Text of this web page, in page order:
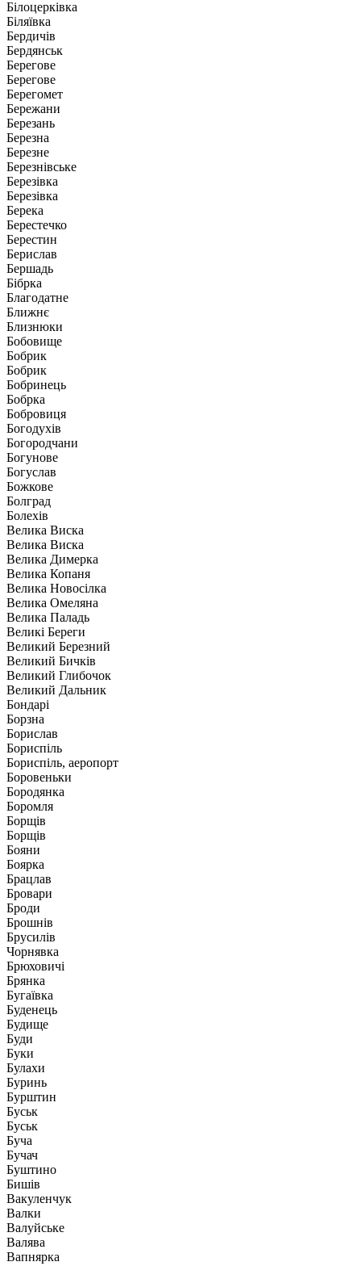
Білоцерківка
Біляївка
Бердичів
Бердянськ
Берегове
Берегове
Берегомет
Бережани
Березань
Березна
Березне
Березнівське
Березівка
Березівка
Берека
Берестечко
Берестин
Берислав
Бершадь
Бібрка
Благодатне
Ближнє
Близнюки
Бобовище
Бобрик
Бобрик
Бобринець
Бобрка
Бобровиця
Богодухів
Богородчани
Богунове
Богуслав
Божкове
Болград
Болехів
Велика Виска
Велика Виска
Велика Димерка
Велика Копаня
Велика Новосілка
Велика Омеляна
Велика Паладь
Великі Береги
Великий Березний
Великий Бичків
Великий Глибочок
Великий Дальник
Бондарі
Борзна
Борислав
Бориспіль
Бориспіль, аеропорт
Боровеньки
Бородянка
Боромля
Борщів
Борщів
Бояни
Боярка
Брацлав
Бровари
Броди
Брошнів
Брусилів
Чорнявка
Брюховичі
Брянка
Бугаївка
Буденець
Будище
Буди
Буки
Булахи
Буринь
Бурштин
Буськ
Буськ
Буча
Бучач
Буштино
Бишів
Вакуленчук
Валки
Валуйське
Валява
Вапнярка